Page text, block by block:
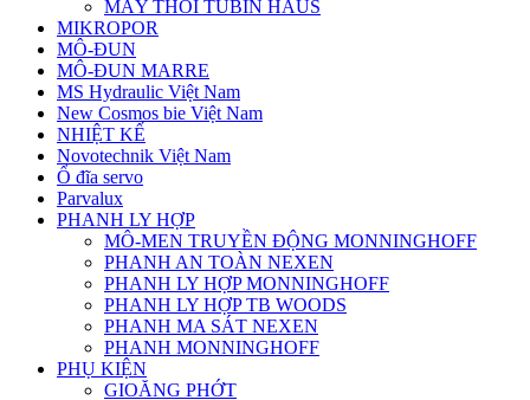
MÁY THỔI TUBIN HAUS
MIKROPOR
MÔ-ĐUN
MÔ-ĐUN MARRE
MS Hydraulic Việt Nam
New Cosmos bie Việt Nam
NHIỆT KẾ
Novotechnik Việt Nam
Ổ đĩa servo
Parvalux
PHANH LY HỢP
MÔ-MEN TRUYỀN ĐỘNG MONNINGHOFF
PHANH AN TOÀN NEXEN
PHANH LY HỢP MONNINGHOFF
PHANH LY HỢP TB WOODS
PHANH MA SÁT NEXEN
PHANH MONNINGHOFF
PHỤ KIỆN
GIOĂNG PHỚT